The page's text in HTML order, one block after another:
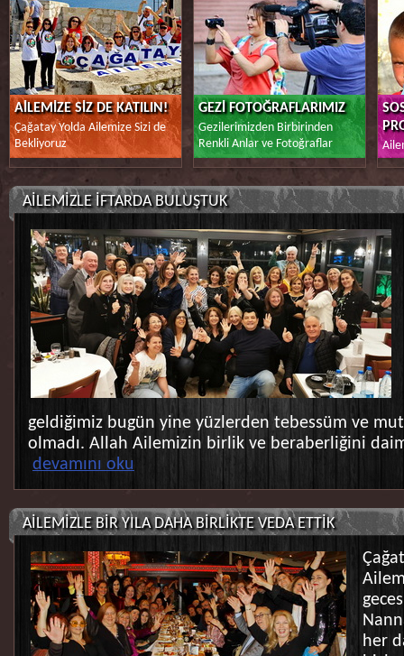
AİLEMİZE SİZ DE KATILIN!
Çağatay Yolda Ailemize Sizi de
Bekliyoruz
GEZİ FOTOĞRAFLARIMIZ
Gezilerimizden Birbirinden
Renkli Anlar ve Fotoğraflar
AİLEMİZLE İFTARDA BULUŞTUK
geldiğimiz bugün yine yüzlerden tebessüm ve
olmadı. Allah Ailemizin birlik ve beraberliğini
devamını oku
AİLEMİZLE BİR YILA DAHA BİRLİKTE VEDA ETTİK
her